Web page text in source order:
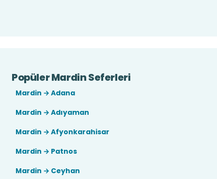
Popüler Mardin Seferleri
Mardin → Adana
Mardin → Adıyaman
Mardin → Afyonkarahisar
Mardin → Patnos
Mardin → Ceyhan